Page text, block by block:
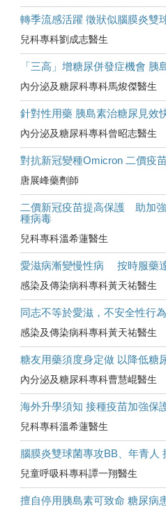
轉季流感活躍 徵狀似腦膜炎雙
兒科專科劉成志醫生
「三高」增糖尿併發症機會 胰
內分泌及糖尿科專科馬焌傑醫生
針對性用藥 胰島素治糖尿見效
內分泌及糖尿科專科曾昭志醫生
對抗新冠變種Omicron 二價疫
唐展峰藥劑師
二價新冠疫苗提高保護 助加
種病毒
兒科專科溫希蓮醫生
愛滋病漸變慢性病 按時服藥達
感染及傳染病科專科黃天祐醫生
同志不等於愛滋，不安全性行
感染及傳染病科專科黃天祐醫生
糖友用藥須度身定做 以降低糖
內分泌及糖尿科專科曹慧崐醫生
海外升學須知 接種疫苗加強保
兒科專科溫希蓮醫生
腦膜炎雙球菌專攻BB、年青人
兒童呼吸科專科譚一翔醫生
擅自停用胰島素可致命 糖尿病